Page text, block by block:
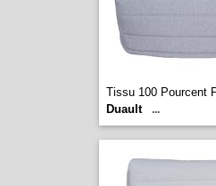
Tissu 100 Pourcent
Duault
...